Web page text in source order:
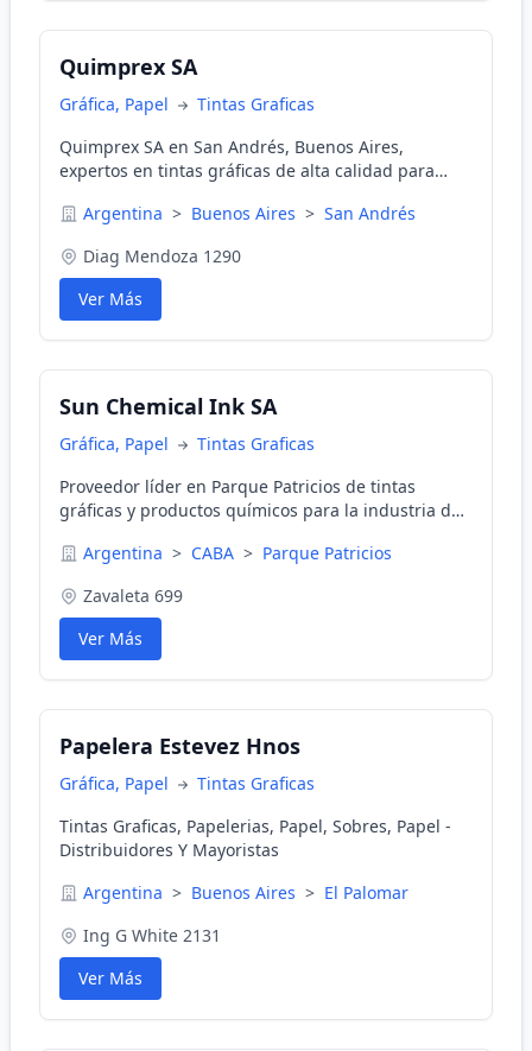
Quimprex SA
Gráfica, Papel
Tintas Graficas
Quimprex SA en San Andrés, Buenos Aires,
expertos en tintas gráficas de alta calidad para
Argentina > Buenos Aires > San Andrés
Diag Mendoza 1290
Ver Más
Sun Chemical Ink SA
Gráfica, Papel
Tintas Graficas
Proveedor líder en Parque Patricios de tintas
gráficas y productos químicos para la industria de
Argentina > CABA > Parque Patricios
Zavaleta 699
Ver Más
Papelera Estevez Hnos
Gráfica, Papel
Tintas Graficas
Tintas Graficas, Papelerias, Papel, Sobres, Papel -
Distribuidores Y Mayoristas
Argentina > Buenos Aires > El Palomar
Ing G White 2131
Ver Más